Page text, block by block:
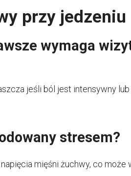
przy jedzeniu
wymaga
jeśli ból jest intensywny
stresem?
mięśni żuchwy, co może